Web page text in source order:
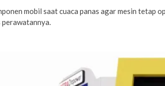
mobil saat cuaca panas agar mesin tetap
perawatannya.